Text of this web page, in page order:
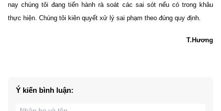
nay chúng tôi đang tiến hành rà soát các sai sót nếu có trong khâu
thực hiện. Chúng tôi kiên quyết xử lý sai phạm theo đúng quy định.
T.Hương
Ý kiến bình luận: